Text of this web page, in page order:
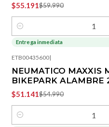
$55.191$59.990
Cantidad
-7%OFF
Entrega inmediata
ETB00435600|
NEUMATICO MAXXIS
BIKEPARK ALAMBRE
$51.141$54.990
Cantidad